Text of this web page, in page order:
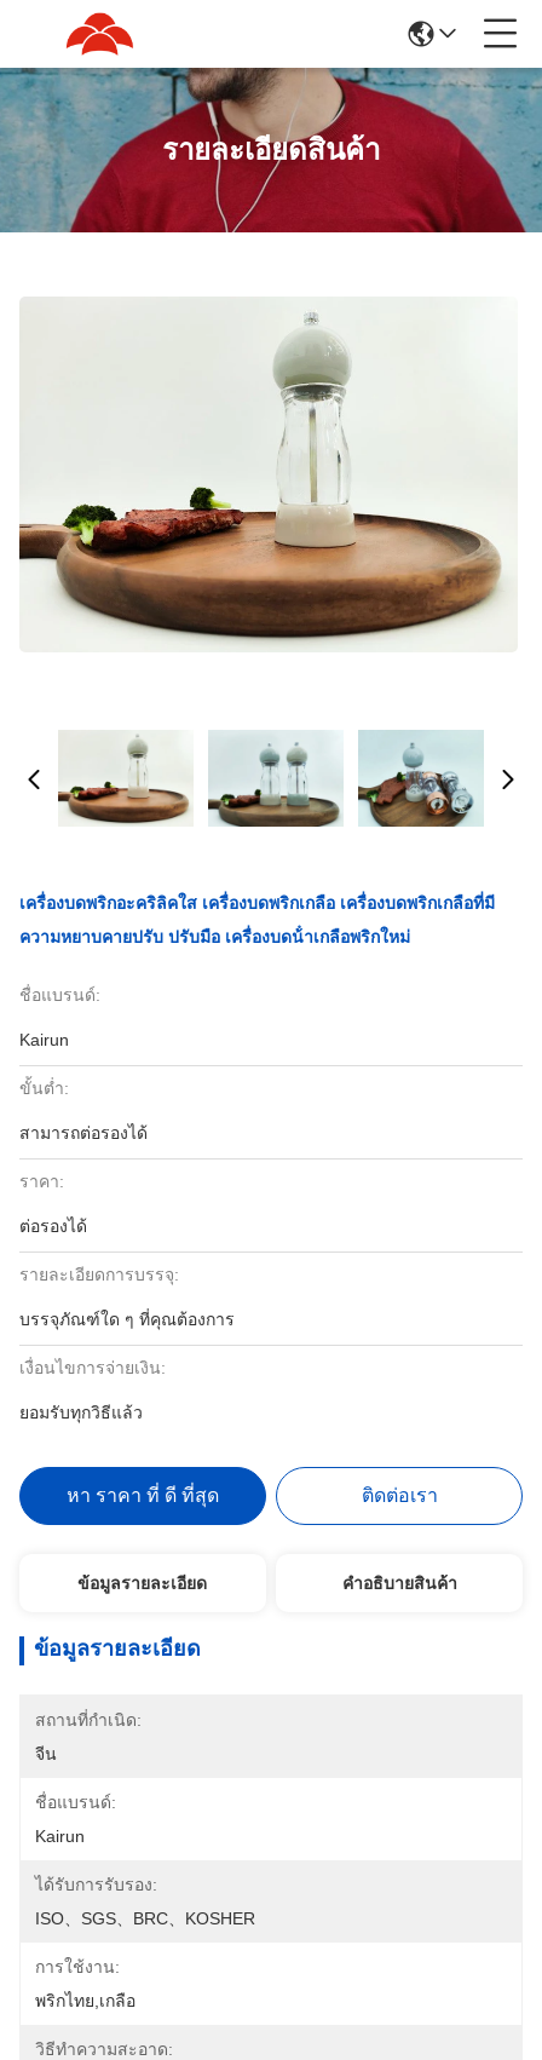
รายละเอียดสินค้า
เครื่องบดพริกอะคริลิคใส เครื่องบดพริกเกลือ เครื่องบดพริกเกลือที่มี
ความหยาบคายปรับ ปรับมือ เครื่องบดน้ําเกลือพริกใหม่
ชื่อแบรนด์:
Kairun
ขั้นต่ำ:
สามารถต่อรองได้
ราคา:
ต่อรองได้
รายละเอียดการบรรจุ:
บรรจุภัณฑ์ใด ๆ ที่คุณต้องการ
เงื่อนไขการจ่ายเงิน:
ยอมรับทุกวิธีแล้ว
หา ราคา ที่ ดี ที่สุด ติดต่อเรา
ข้อมูลรายละเอียด คําอธิบายสินค้า
ข้อมูลรายละเอียด
สถานที่กำเนิด:
จีน
ชื่อแบรนด์:
Kairun
ได้รับการรับรอง:
ISO、SGS、BRC、KOSHER
การใช้งาน:
พริกไทย,เกลือ
วิธีทำความสะอาด: